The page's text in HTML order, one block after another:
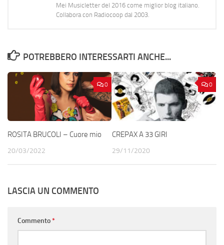
Mei Musicletter del 2016 come miglior blog italiano.
Collabora con Radiocoop dal 2003.
POTREBBERO INTERESSARTI ANCHE...
0
ROSITA BRUCOLI – Cuore mio
20/03/2022
0
CREPAX A 33 GIRI
29/11/2020
LASCIA UN COMMENTO
Commento*